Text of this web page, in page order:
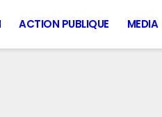
ACTION PUBLIQUE MEDIA